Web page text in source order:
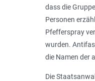
dass die
Personen
Pfefferspray
wurden.
die Namen der
Die